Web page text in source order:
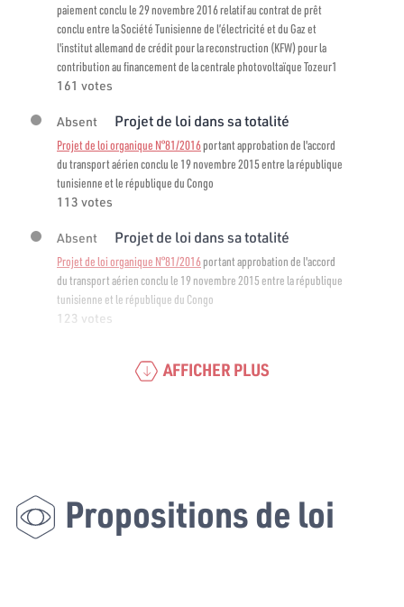
paiement conclu le 29 novembre 2016 relatif au contrat de prêt
conclu entre la Société Tunisienne de l’électricité et du Gaz et
l'institut allemand de crédit pour la reconstruction (KFW) pour la
contribution au financement de la centrale photovoltaïque Tozeur1
161 votes
Absent Projet de loi dans sa totalité
Projet de loi organique N°81/2016portant approbation de l'accord
du transport aérien conclu le 19 novembre 2015 entre la république
tunisienne et le république du Congo
113 votes
Absent Projet de loi dans sa totalité
Projet de loi organique N°81/2016portant approbation de l'accord
du transport aérien conclu le 19 novembre 2015 entre la république
tunisienne et le république du Congo
123 votes
AFFICHER PLUS
Propositions de loi